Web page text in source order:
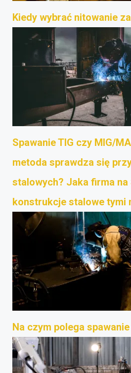
Kiedy wybrać nitowanie
Spawanie TIG czy MIG/
metoda sprawdza się
stalowych? Jaka firma na
konstrukcje stalowe tymi
Na czym polega